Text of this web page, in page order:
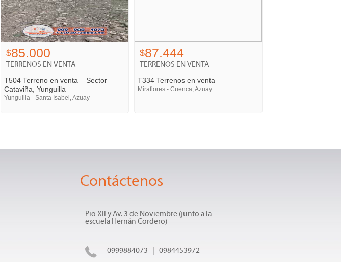
$85.000
TERRENOS EN VENTA
T504 Terreno en venta – Sector
Cataviña, Yunguilla
Yunguilla - Santa Isabel, Azuay
$87.444
TERRENOS EN VENTA
T334 Terrenos en venta
Miraflores - Cuenca, Azuay
Contáctenos
Pio XII y Av. 3 de Noviembre (junto a la
escuela Hernán Cordero)
0999884073 | 0984453972